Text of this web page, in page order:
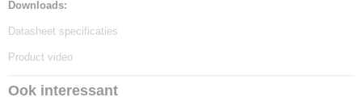
Downloads:
Datasheet specificaties
Product video
Ook interessant